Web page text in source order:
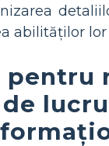
abilităților lor